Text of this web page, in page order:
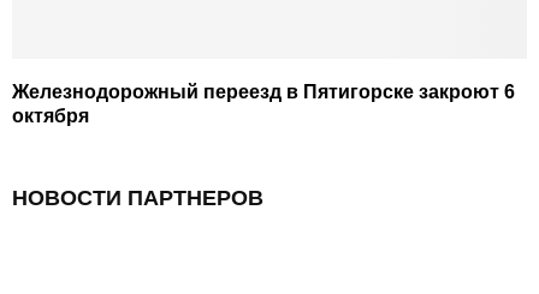
Железнодорожный переезд в Пятигорске закроют 6
октября
НОВОСТИ ПАРТНЕРОВ